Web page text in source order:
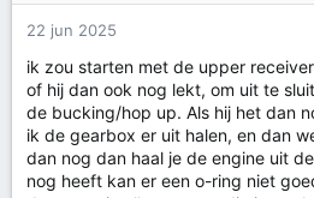
22 jun 2025
ik zou starten met de upper
of hij dan ook nog lekt, om uit te
de bucking/hop up. Als hij het dan
ik de gearbox er uit halen, en dan
dan nog dan haal je de engine uit
nog heeft kan er een o-ring niet